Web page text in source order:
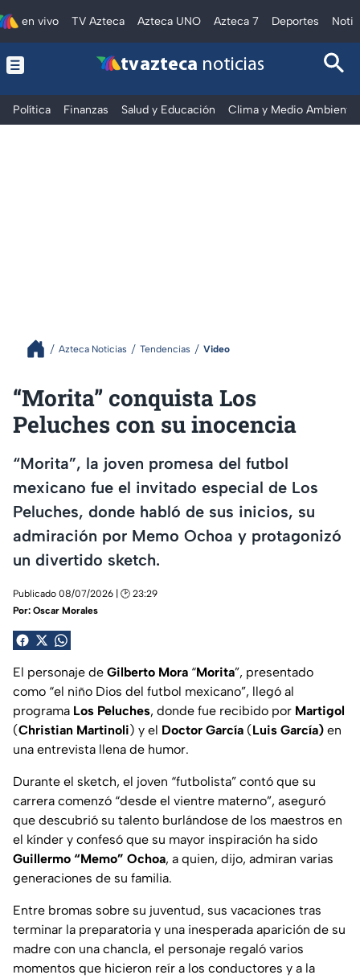
en vivo TV Azteca Azteca UNO Azteca 7 Deportes
tv azteca noticias
Política Finanzas Salud y Educación Clima y Medio Ambiente
Azteca Noticias Tendencias Video
“Morita” conquista Los
Peluches con su inocencia
“Morita”, la joven promesa del futbol
mexicano fue el invitado especial de Los
Peluches, donde habló de sus inicios, su
admiración por Memo Ochoa y protagonizó
un divertido sketch.
Publicado 08/07/2026 | 🕑 23:29
Por: Oscar Morales
El personaje de Gilberto Mora “Morita”, presentado
como “el niño Dios del futbol mexicano”, llegó al
programa Los Peluches, donde fue recibido por Martigol
(Christian Martinoli) y el Doctor García (Luis García) en
una entrevista llena de humor.
Durante el sketch, el joven “futbolista” contó que su
carrera comenzó “desde el vientre materno”, aseguró
que descubrió su talento burlándose de los maestros en
el kínder y confesó que su mayor inspiración ha sido
Guillermo “Memo” Ochoa, a quien, dijo, admiran varias
generaciones de su familia.
Entre bromas sobre su juventud, sus vacaciones tras
terminar la preparatoria y una inesperada aparición de su
madre con una chancla, el personaje regaló varios
momentos que hicieron reír a los conductores y a la